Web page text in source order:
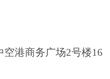
港商务广场2号楼16